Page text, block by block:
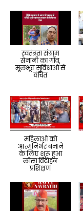
स्वतंत्रता संग्राम
सेनानी का गाँव,
मूलभूत सुविधाओं से
वंचित
महिलाओं को
आत्मनिर्भर बनाने
के लिए शुरू हुआ
लीसा विदोहन
प्रशिक्षण